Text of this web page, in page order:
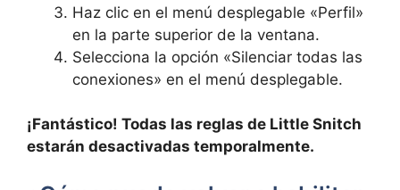
Haz clic en el menú desplegable «Perfil»
en la parte superior de la ventana.
Selecciona la opción «Silenciar todas las
conexiones» en el menú desplegable.
¡Fantástico! Todas las reglas de Little Snitch
estarán desactivadas temporalmente.